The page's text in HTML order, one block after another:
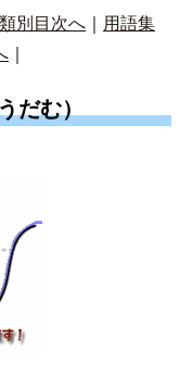
別目次へ
用語集
だむ）